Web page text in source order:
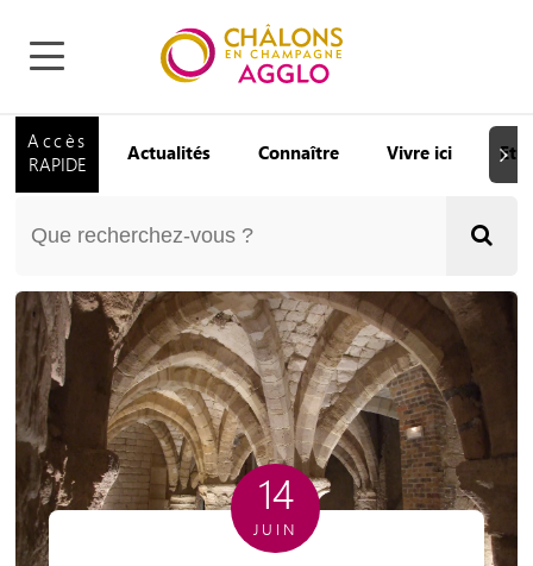
Accès
RAPIDE
Actualités Connaître Vivre ici
14
JUIN